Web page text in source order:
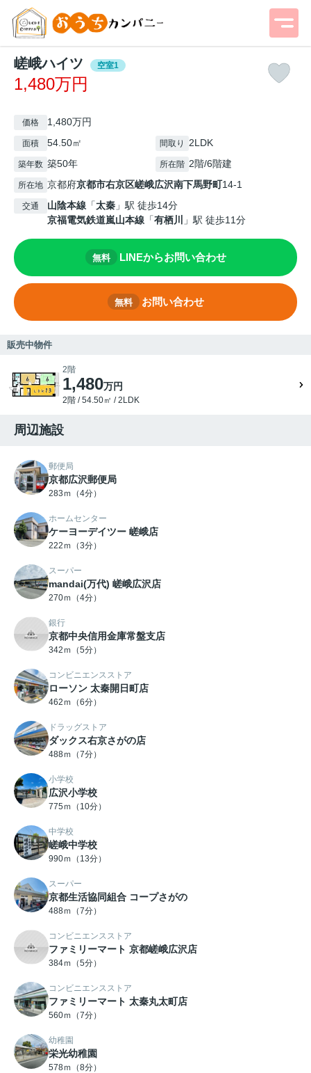
嵯峨ハイツ 空室1
1,480万円
価格 1,480万円
面積 54.50㎡ 間取り 2LDK
築年数 築50年 所在階 2階/6階建
所在地 京都府京都市右京区嵯峨広沢南下馬野町14-1
交通 山陰本線 「太秦 」駅 徒歩14分
京福電気鉄道嵐山本線 「有栖川 」駅 徒歩11分
無料 LINEからお問い合わせ
無料 お問い合わせ
販売中物件
2階
1,480万円
2階 / 54.50㎡ / 2LDK
周辺施設
郵便局
京都広沢郵便局
283ｍ（4分）
ホームセンター
ケーヨーデイツー 嵯峨店
222ｍ（3分）
スーパー
mandai(万代) 嵯峨広沢店
270ｍ（4分）
銀行
京都中央信用金庫常盤支店
342ｍ（5分）
コンビニエンスストア
ローソン 太秦開日町店
462ｍ（6分）
ドラッグストア
ダックス右京さがの店
488ｍ（7分）
小学校
広沢小学校
775ｍ（10分）
中学校
嵯峨中学校
990ｍ（13分）
スーパー
京都生活協同組合 コープさがの
488ｍ（7分）
コンビニエンスストア
ファミリーマート 京都嵯峨広沢店
384ｍ（5分）
コンビニエンスストア
ファミリーマート 太秦丸太町店
560ｍ（7分）
幼稚園
栄光幼稚園
578ｍ（8分）